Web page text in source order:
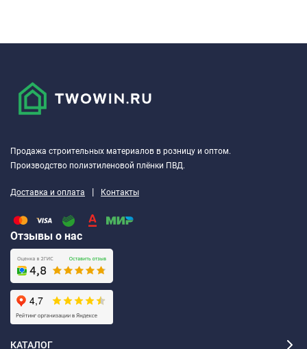
Продажа строительных материалов в розницу и оптом.
Производство полиэтиленовой плёнки ПВД.
Доставка и оплата | Контакты
Отзывы о нас
КАТАЛОГ